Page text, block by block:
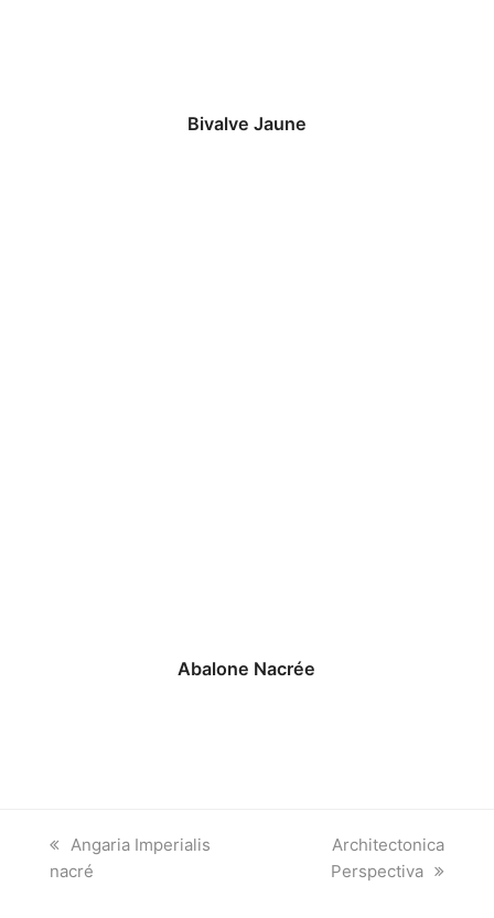
Bivalve Jaune
Abalone Nacrée
previous
post:
Angaria Imperialis
nacré
next
post:
Architectonica
Perspectiva